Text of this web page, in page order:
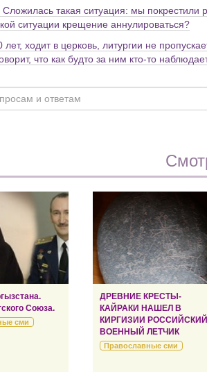
Сложилась такая ситуация: мы
ситуации крещение аннулироваться?
ходит в церковь, литургии не
что как будто за ним кто-то
Союза.
сми
ДРЕВНИЕ КРЕСТЫ-
КАЙРАКИ НАШЕЛ В
КИРГИЗИИ РОССИЙСКИЙ
ВОЕННЫЙ ЛЕТЧИК
Православные сми